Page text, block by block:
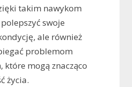
takim nawykom
swoje
ale również
problemom
mogą znacząco
życia.